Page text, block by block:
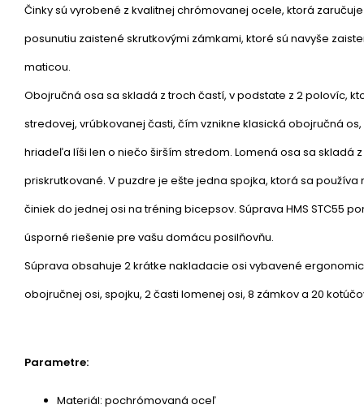
Činky sú vyrobené z kvalitnej chrómovanej ocele, ktorá
posunutiu zaistené skrutkovými zámkami, ktoré sú navyše
maticou.
Obojručná osa sa skladá z troch častí, v podstate z 2 polovíc,
stredovej, vrúbkovanej časti, čím vznikne klasická obojručná
hriadeľa líši len o niečo širším stredom. Lomená osa sa skladá
priskrutkované. V puzdre je ešte jedna spojka, ktorá sa
činiek do jednej osi na tréning bicepsov. Súprava HMS STC55
úsporné riešenie pre vašu domácu posilňovňu.
Súprava obsahuje 2 krátke nakladacie osi vybavené
obojručnej osi, spojku, 2 časti lomenej osi, 8 zámkov a 20
Parametre:
Materiál: pochrómovaná oceľ